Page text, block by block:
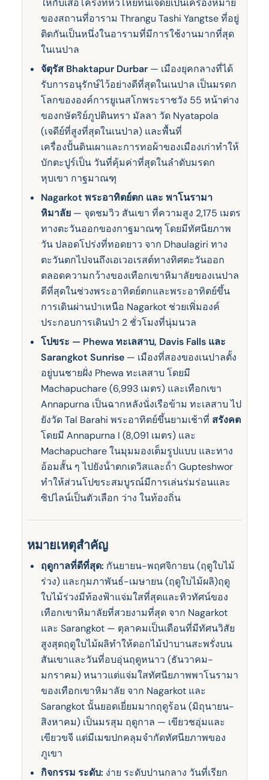
ให้กับเสือโคร่งที่หิวโหยที่นี่เจดีย์เป็นเครื่องหมาย
ของสถานที่อาราม Thrangu Tashi Yangtse ที่อยู่
ติดกันเป็นหนึ่งในอารามที่มีการใช้งานมากที่สุด
ในเนปาล
จัตุรัส Bhaktapur Durbar— เมืองยุคกลางที่ได้
รับการอนุรักษ์ไว้อย่างดีที่สุดในเนปาล เป็นมรดก
โลกขององค์การยูเนสโกพระราชวัง 55 หน้าต่าง
ของกษัตริย์ภูปตินทรา มัลลา วัด Nyatapola
(เจดีย์ที่สูงที่สุดในเนปาล) และพื้นที่
เครื่องปั้นดินเผาและการทอผ้าของเมืองเก่าทําให้
บักตะปูร์เป็น วันที่คุ้มค่าที่สุดในลําดับมรดก
หุบเขา กาฐมาณฑุ
Nagarkot พระอาทิตย์ตก และ พาโนรามา
หิมาลัย— จุดชมวิว สันเขา ที่ความสูง 2,175 เมตร
ทางตะวันออกของกาฐมาณฑุ โดยมีทัศนียภาพ
วัน ปลอดโปร่งที่ทอดยาว จาก Dhaulagiri ทาง
ตะวันตกไปจนถึงเอเวอเรสต์ทางทิศตะวันออก
ตลอดความกว้างของเทือกเขาหิมาลัยของเนปาล
ดีที่สุดในช่วงพระอาทิตย์ตกและพระอาทิตย์ขึ้น
การเดินผ่านป่าเหนือ Nagarkot ช่วยเพิ่มองค์
ประกอบการเดินป่า 2 ชั่วโมงที่นุ่มนวล
โปขระ — Phewa ทะเลสาบ, Davis Falls และ
Sarangkot Sunrise— เมืองที่สองของเนปาลตั้ง
อยู่บนชายฝั่ง Phewa ทะเลสาบ โดยมี
Machapuchare (6,993 เมตร) และเทือกเขา
Annapurna เป็นฉากหลังนั่งเรือข้าม ทะเลสาบ ไป
ยังวัด Tal Barahi พระอาทิตย์ขึ้นยามเช้าที่ สรังคต
โดยมี Annapurna I (8,091 เมตร) และ
Machapuchare ในมุมมองเต็มรูปแบบ และทาง
อ้อมสั้น ๆ ไปยังน้ําตกเดวิสและถ้ํา Gupteshwor
ทําให้ส่วนโปขระสมบูรณ์มีการเล่นร่มร่อนและ
ซิปไลน์เป็นตัวเลือก ว่าง ในท้องถิ่น
หมายเหตุสําคัญ
ฤดูกาลที่ดีที่สุด: กันยายน-พฤศจิกายน (ฤดูใบไม้
ร่วง) และกุมภาพันธ์-เมษายน (ฤดูใบไม้ผลิ)ฤดู
ใบไม้ร่วงมีท้องฟ้าแจ่มใสที่สุดและทิวทัศน์ของ
เทือกเขาหิมาลัยที่สวยงามที่สุด จาก Nagarkot
และ Sarangkot — ตุลาคมเป็นเดือนที่มีทัศนวิสัย
สูงสุดฤดูใบไม้ผลิทําให้ดอกไม้ป่าบานสะพรั่งบน
สันเขาและวันที่อบอุ่นฤดูหนาว (ธันวาคม-
มกราคม) หนาวแต่แจ่มใสทัศนียภาพพาโนรามา
ของเทือกเขาหิมาลัย จาก Nagarkot และ
Sarangkot นั้นยอดเยี่ยมมากฤดูร้อน (มิถุนายน-
สิงหาคม) เป็นมรสุม ฤดูกาล — เขียวชอุ่มและ
เขียวขจี แต่มีเมฆปกคลุมจํากัดทัศนียภาพของ
ภูเขา
กิจกรรม ระดับ: ง่าย ระดับปานกลาง วันที่เรียก